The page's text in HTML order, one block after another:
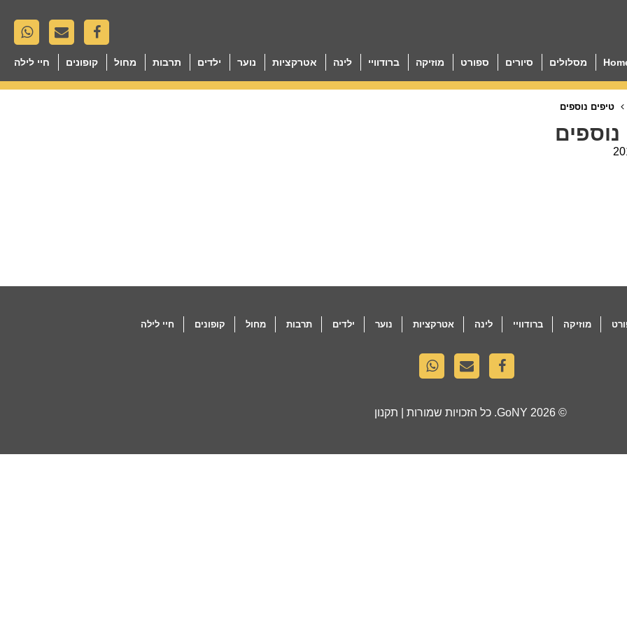
מסלולים סיורים ספורט מוזיקה ברודוויי לינה אטרקציות נוער ילדים תרבות מחול קופונים חיי לילה
טיפים נוספים
נוספים
מוזיקה ברודוויי לינה אטרקציות נוער ילדים תרבות מחול קופונים חיי לילה
© 2026
GoNY. כל הזכויות שמורות | תקנון